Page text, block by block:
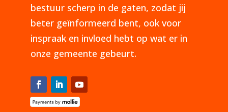
bestuur scherp in de gaten, zodat jij
beter geïnformeerd bent, ook voor
inspraak en invloed hebt op wat er in
onze gemeente gebeurt.